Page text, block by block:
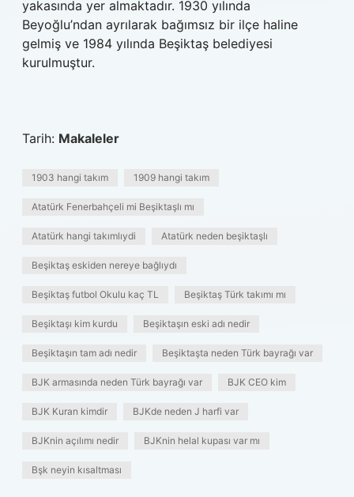
yakasında yer almaktadır. 1930 yılında
Beyoğlu’ndan ayrılarak bağımsız bir ilçe haline
gelmiş ve 1984 yılında Beşiktaş belediyesi
kurulmuştur.
Tarih: Makaleler
1903 hangi takım 1909 hangi takım
Atatürk Fenerbahçeli mi Beşiktaşlı mı
Atatürk hangi takımlıydi Atatürk neden beşiktaşlı
Beşiktaş eskiden nereye bağlıydı
Beşiktaş futbol Okulu kaç TL Beşiktaş Türk takımı mı
Beşiktaşı kim kurdu Beşiktaşın eski adı nedir
Beşiktaşın tam adı nedir Beşiktaşta neden Türk bayrağı var
BJK armasında neden Türk bayrağı var BJK CEO kim
BJK Kuran kimdir BJKde neden J harfi var
BJKnin açılımı nedir BJKnin helal kupası var mı
Bşk neyin kısaltması